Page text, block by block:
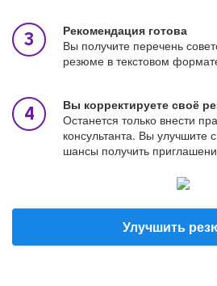
Рекомендация готова
Вы получите перечень
резюме в текстовом
Вы корректируете своё
Останется только внести
консультанта. Вы улучшите
шансы получить
Улучшить